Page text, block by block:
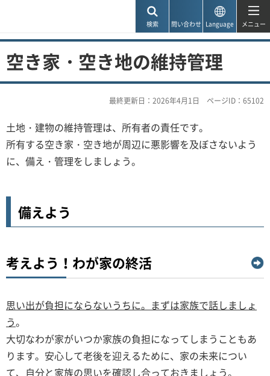
検索 問い合わせ Language メニュー
空き家・空き地の維持管理
最終更新日：2026年4月1日 ページID：65102
土地・建物の維持管理は、所有者の責任です。
所有する空き家・空き地が周辺に悪影響を及ぼさないよう
に、備え・管理をしましょう。
備えよう
考えよう！わが家の終活
思い出が負担にならないうちに。まずは家族で話しましょ
う。
大切なわが家がいつか家族の負担になってしまうこともあ
ります。安心して老後を迎えるために、家の未来につい
て、自分と家族の思いを確認し合っておきましょう。